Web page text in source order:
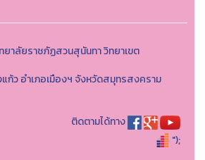
ยาลัยราชภัฏสวนสุนันทา วิทยาเขต
แก้ว อำเภอเมืองฯ จังหวัดสมุทรสงคราม
ติดตามได้ทาง
");